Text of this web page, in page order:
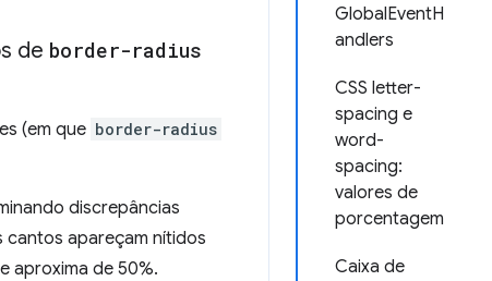
GlobalEventH
andlers
CSS letter-
spacing e
word-
spacing:
valores de
porcentagem
Caixa de
de border-radius
(em que border-radius
discrepâncias
cantos apareçam nítidos
aproxima de 50%.